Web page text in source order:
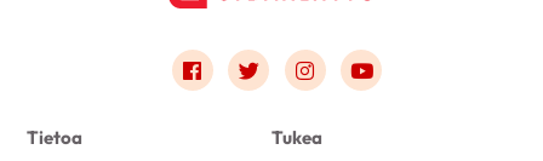
Link to facebook
Link to twitter
Link to instagram
Link to youtube
Tietoa Tukea